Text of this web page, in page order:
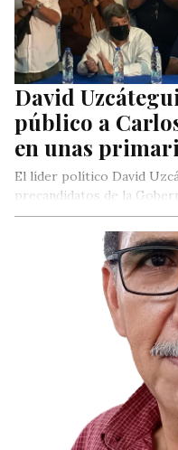
David
público a
en unas
El líder político David
precandidatos de la
participen con…